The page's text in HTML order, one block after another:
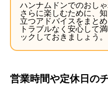
ハンナムドンでのおし
さらに楽しむために、
立つアドバイスをまとめ
トラブルなく安心して
ックしておきましょう。
営業時間や定休日の